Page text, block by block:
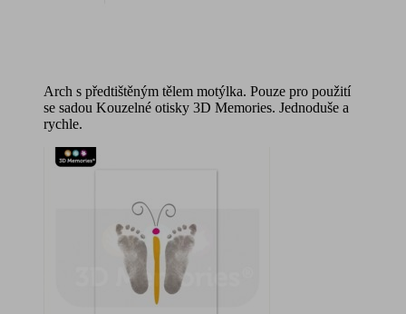
Arch s předtištěným tělem motýlka. Pouze pro použití
se sadou Kouzelné otisky 3D Memories. Jednoduše a
rychle.